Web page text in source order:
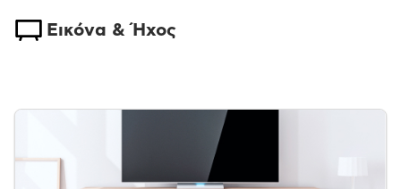
Εικόνα & Ήχος